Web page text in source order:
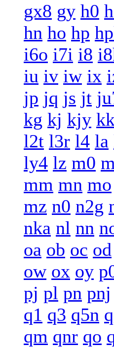
gx8 gy h0
hn ho hp
i6o i7i i8
iu iv iw ix
jp jq js jt
kg kj kjy kk
l2t l3r l4 la
ly4 lz m0
mm mn mo
mz n0 n2g
nka nl nn
oa ob oc od
ow ox oy
pj pl pn pnj
q1 q3 q5n
qm qnr qo